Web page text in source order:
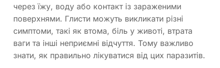
через їжу, воду або контакт із зараженими
поверхнями. Глисти можуть викликати різні
симптоми, такі як втома, біль у животі, втрата
ваги та інші неприємні відчуття. Тому важливо
знати, як правильно лікуватися від цих паразитів.